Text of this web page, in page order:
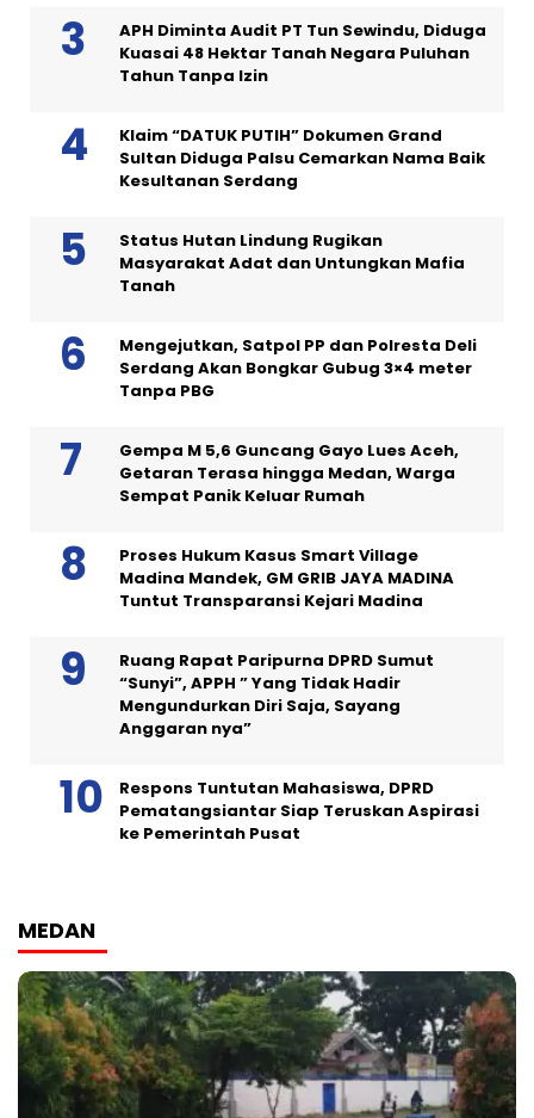
APH Diminta Audit PT Tun Sewindu, Diduga
Kuasai 48 Hektar Tanah Negara Puluhan
Tahun Tanpa Izin
Klaim “DATUK PUTIH” Dokumen Grand
Sultan Diduga Palsu Cemarkan Nama Baik
Kesultanan Serdang
Status Hutan Lindung Rugikan
Masyarakat Adat dan Untungkan Mafia
Tanah
Mengejutkan, Satpol PP dan Polresta Deli
Serdang Akan Bongkar Gubug 3×4 meter
Tanpa PBG
Gempa M 5,6 Guncang Gayo Lues Aceh,
Getaran Terasa hingga Medan, Warga
Sempat Panik Keluar Rumah
Proses Hukum Kasus Smart Village
Madina Mandek, GM GRIB JAYA MADINA
Tuntut Transparansi Kejari Madina
Ruang Rapat Paripurna DPRD Sumut
“Sunyi”, APPH ” Yang Tidak Hadir
Mengundurkan Diri Saja, Sayang
Anggaran nya”
Respons Tuntutan Mahasiswa, DPRD
Pematangsiantar Siap Teruskan Aspirasi
ke Pemerintah Pusat
MEDAN